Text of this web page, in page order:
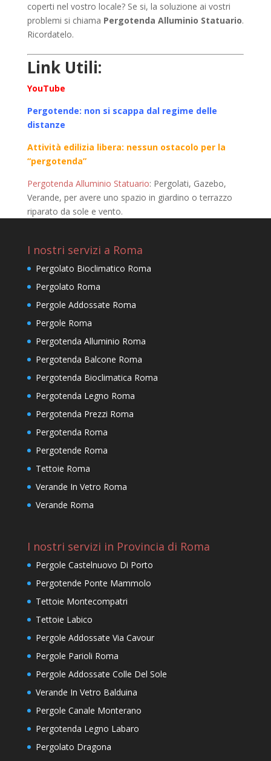
coperti nel vostro locale? Se si, la soluzione ai vostri
problemi si chiama Pergotenda Alluminio Statuario.
Ricordatelo.
Link Utili:
YouTube
Pergotende: non si scappa dal regime delle
distanze
Attività edilizia libera: nessun ostacolo per la
“pergotenda”
Pergotenda Alluminio Statuario: Pergolati, Gazebo,
Verande, per avere uno spazio in giardino o terrazzo
riparato da sole e vento.
I nostri servizi a Roma
Pergolato Bioclimatico Roma
Pergolato Roma
Pergole Addossate Roma
Pergole Roma
Pergotenda Alluminio Roma
Pergotenda Balcone Roma
Pergotenda Bioclimatica Roma
Pergotenda Legno Roma
Pergotenda Prezzi Roma
Pergotenda Roma
Pergotende Roma
Tettoie Roma
Verande In Vetro Roma
Verande Roma
I nostri servizi in Provincia di Roma
Pergole Castelnuovo Di Porto
Pergotende Ponte Mammolo
Tettoie Montecompatri
Tettoie Labico
Pergole Addossate Via Cavour
Pergole Parioli Roma
Pergole Addossate Colle Del Sole
Verande In Vetro Balduina
Pergole Canale Monterano
Pergotenda Legno Labaro
Pergolato Dragona